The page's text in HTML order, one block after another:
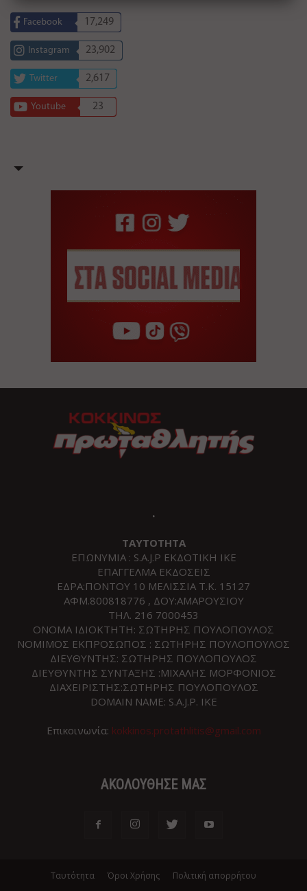
Facebook 17,249
Instagram 23,902
Twitter 2,617
Youtube 23
.
ΤΑΥΤΟΤΗΤΑ
ΕΠΩΝΥΜΙΑ : S.A.J.P ΕΚΔΟΤΙΚΗ ΙΚΕ
ΕΠΑΓΓΕΛΜΑ ΕΚΔΟΣΕΙΣ
ΕΔΡΑ:ΠΟΝΤΟΥ 10 ΜΕΛΙΣΣΙΑ Τ.Κ. 15127
ΑΦΜ.800818776 , ΔΟΥ:ΑΜΑΡΟΥΣΙΟΥ
ΤΗΛ. 216 7000453
ΟΝΟΜΑ ΙΔΙΟΚΤΗΤΗ: ΣΩΤΗΡΗΣ ΠΟΥΛΟΠΟΥΛΟΣ
ΝΟΜΙΜΟΣ ΕΚΠΡΟΣΩΠΟΣ : ΣΩΤΗΡΗΣ ΠΟΥΛΟΠΟΥΛΟΣ
ΔΙΕΥΘΥΝΤΗΣ: ΣΩΤΗΡΗΣ ΠΟΥΛΟΠΟΥΛΟΣ
ΔΙΕΥΘΥΝΤΗΣ ΣΥΝΤΑΞΗΣ :ΜΙΧΑΛΗΣ ΜΟΡΦΟΝΙΟΣ
ΔΙΑΧΕΙΡΙΣΤΗΣ:ΣΩΤΗΡΗΣ ΠΟΥΛΟΠΟΥΛΟΣ
DOMAIN NAME: S.A.J.P. IKE
Επικοινωνία: kokkinos.protathlitis@gmail.com
ΑΚΟΛΟΥΘΗΣΕ ΜΑΣ
Ταυτότητα Όροι Χρήσης Πολιτική απορρήτου